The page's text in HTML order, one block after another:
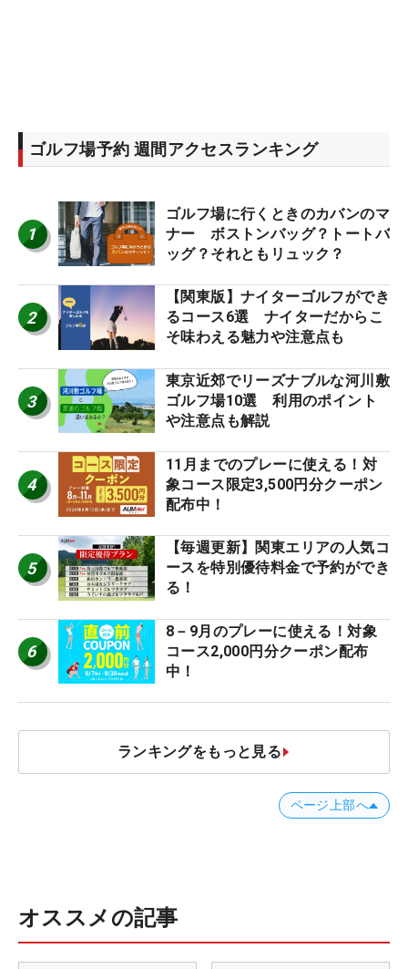
ゴルフ場予約 週間アクセスランキング
1
ゴルフ場に行くときのカバンのマ
ナー ボストンバッグ？トートバ
ッグ？それともリュック？
2
【関東版】ナイターゴルフができ
るコース6選 ナイターだからこ
そ味わえる魅力や注意点も
3
東京近郊でリーズナブルな河川敷
ゴルフ場10選 利用のポイント
や注意点も解説
4
11月までのプレーに使える！対
象コース限定3,500円分クーポン
配布中！
5
【毎週更新】関東エリアの人気コ
ースを特別優待料金で予約ができ
る！
6
8－9月のプレーに使える！対象
コース2,000円分クーポン配布
中！
ランキングをもっと見る
ページ上部へ
オススメの記事